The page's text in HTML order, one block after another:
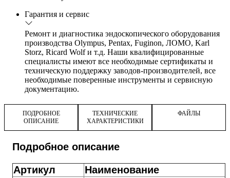
Гарантия и сервис
Ремонт и диагностика эндоскопического оборудования
производства Olympus, Pentax, Fuginon, ЛОМО, Karl
Storz, Ricard Wolf и т.д. Наши квалифицированные
специалисты имеют все необходимые сертификаты и
техническую поддержку заводов-производителей, все
необходимые поверенные инструменты и сервисную
документацию.
ПОДРОБНОЕ
ОПИСАНИЕ
ТЕХНИЧЕСКИЕ
ХАРАКТЕРИСТИКИ
ФАЙЛЫ
Подробное описание
Артикул Наименование